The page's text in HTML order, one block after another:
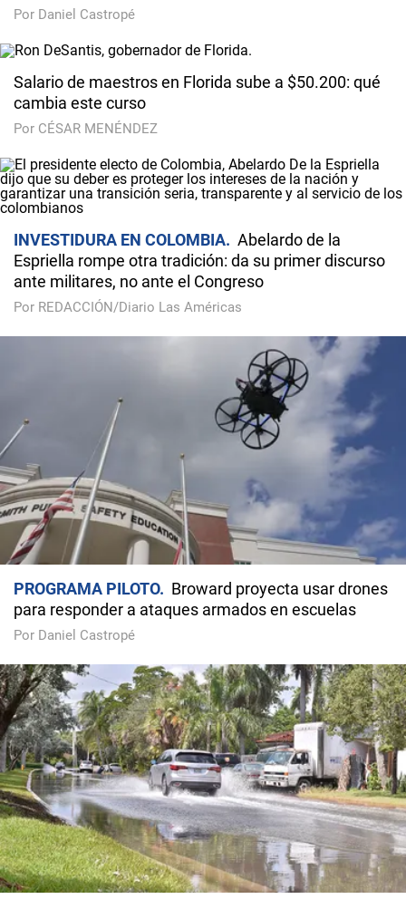
Por Daniel Castropé
Salario de maestros en Florida sube a $50.200: qué
cambia este curso
Por CÉSAR MENÉNDEZ
INVESTIDURA EN COLOMBIA
Abelardo de la
Espriella rompe otra tradición: da su primer discurso
ante militares, no ante el Congreso
Por REDACCIÓN/Diario Las Américas
PROGRAMA PILOTO
Broward proyecta usar drones
para responder a ataques armados en escuelas
Por Daniel Castropé